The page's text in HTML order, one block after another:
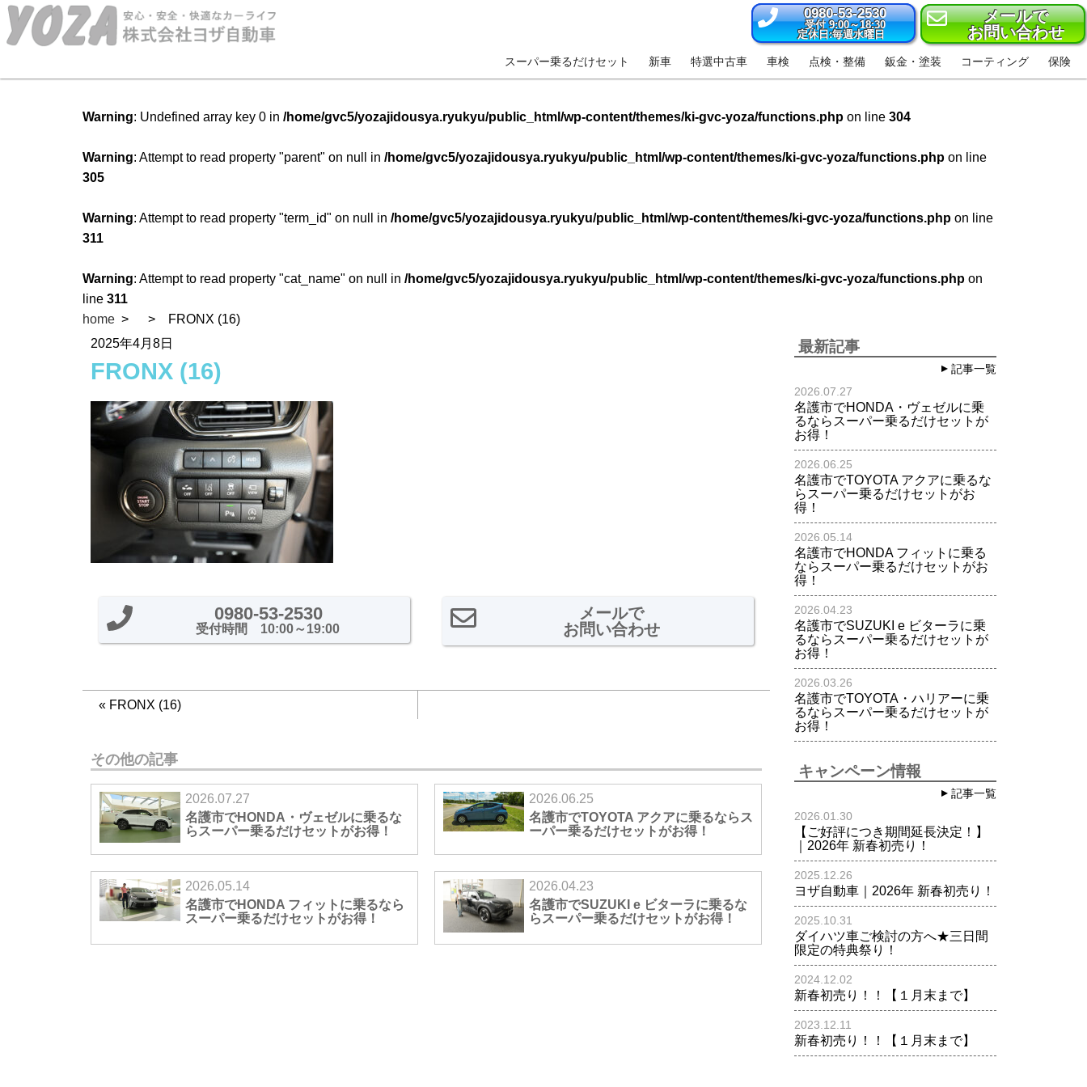
0980-53-2530
受付 9:00～18:30
定休日:毎週水曜日
メールで
お問い合わせ
スーパー乗るだけセット 新車 特選中古車 車検 点検・整備 鈑金・塗装 コーティング 保険
Warning: Undefined array key 0 in /home/gvc5/yozajidousya.ryukyu/public_html/wp-content/themes/ki-gvc-yoza/functions.php on line 304
Warning: Attempt to read property "parent" on null in /home/gvc5/yozajidousya.ryukyu/public_html/wp-content/themes/ki-gvc-yoza/functions.php on line
305
Warning: Attempt to read property "term_id" on null in /home/gvc5/yozajidousya.ryukyu/public_html/wp-content/themes/ki-gvc-yoza/functions.php on line
311
Warning: Attempt to read property "cat_name" on null in /home/gvc5/yozajidousya.ryukyu/public_html/wp-content/themes/ki-gvc-yoza/functions.php on
line 311
home
FRONX (16)
2025年4月8日
FRONX (16)
0980-53-2530
受付時間 10:00～19:00
メールで
お問い合わせ
« FRONX (16)
その他の記事
2026.07.27
名護市でHONDA・ヴェゼルに乗るな
らスーパー乗るだけセットがお得！
2026.06.25
名護市でTOYOTA アクアに乗るならス
ーパー乗るだけセットがお得！
2026.05.14
名護市でHONDA フィットに乗るなら
スーパー乗るだけセットがお得！
2026.04.23
名護市でSUZUKI e ビターラに乗るな
らスーパー乗るだけセットがお得！
最新記事
記事一覧
2026.07.27
名護市でHONDA・ヴェゼルに乗
るならスーパー乗るだけセットが
お得！
2026.06.25
名護市でTOYOTA アクアに乗るな
らスーパー乗るだけセットがお
得！
2026.05.14
名護市でHONDA フィットに乗る
ならスーパー乗るだけセットがお
得！
2026.04.23
名護市でSUZUKI e ビターラに乗
るならスーパー乗るだけセットが
お得！
2026.03.26
名護市でTOYOTA・ハリアーに乗
るならスーパー乗るだけセットが
お得！
キャンペーン情報
記事一覧
2026.01.30
【ご好評につき期間延長決定！】
｜2026年 新春初売り！
2025.12.26
ヨザ自動車｜2026年 新春初売り！
2025.10.31
ダイハツ車ご検討の方へ★三日間
限定の特典祭り！
2024.12.02
新春初売り！！【１月末まで】
2023.12.11
新春初売り！！【１月末まで】